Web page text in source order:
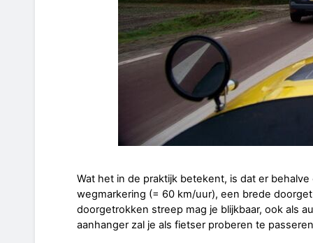
Wat het in de praktijk betekent, is dat er
wegmarkering (= 60 km/uur), een brede
doorgetrokken streep mag je blijkbaar, ook als
aanhanger zal je als fietser proberen te